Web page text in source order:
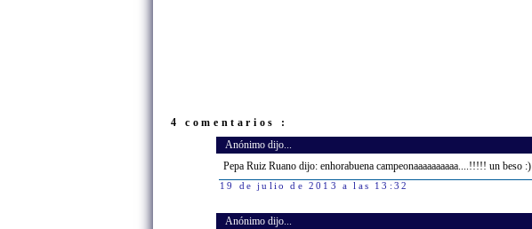
4 comentarios :
Anónimo dijo...
Pepa Ruiz Ruano dijo: enhorabuena campeonaaaaaaaaaa....!!!!! un beso :)
19 de julio de 2013 a las 13:32
Anónimo dijo...